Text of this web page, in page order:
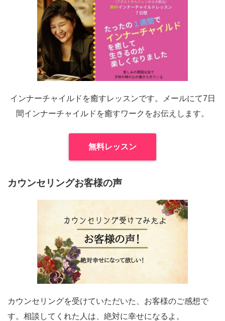
インナーチャイルドを癒すレッスンです。メールにて7日
間インナーチャイルドを癒すワークをお伝えします。
無料レッスン
カウンセリングお客様の声
カウンセリングを受けていただいた、お客様のご感想で
す。相談してくれた人は、絶対に幸せになるよ。